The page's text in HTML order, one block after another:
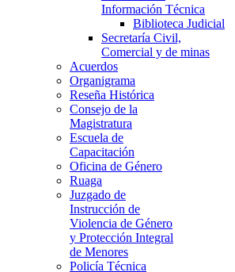
Información Técnica
Biblioteca Judicial
Secretaría Civil,
Comercial y de minas
Acuerdos
Organigrama
Reseña Histórica
Consejo de la
Magistratura
Escuela de
Capacitación
Oficina de Género
Ruaga
Juzgado de
Instrucción de
Violencia de Género
y Protección Integral
de Menores
Policía Técnica